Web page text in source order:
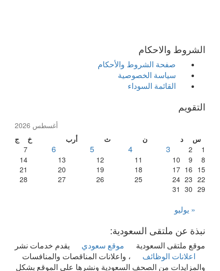
الشروط والاحكام
صفحة الشروط والأحكام
سياسة الخصوصية
القائمة السوداء
التقويم
أغسطس 2026
س
د ن ث أرب خ
ج
1
2
3
4
5
6
7
8
9
10
11
12
13
14
15
16
17
18
19
20
21
22
23
24
25
26
27
28
29
30
31
« يوليو
نبذة عن ملتقى السعودية:
موقع ملتقى السعودية موقع سعودي
يقدم خدمات نشر
اعلانات الوظائف
، واعلانات المناقصات والمنافسات
والمزايدات من الصحف السعودية ونشرها على الموقع بشكل